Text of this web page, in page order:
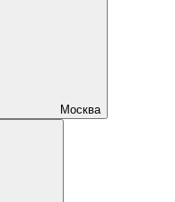
Москва